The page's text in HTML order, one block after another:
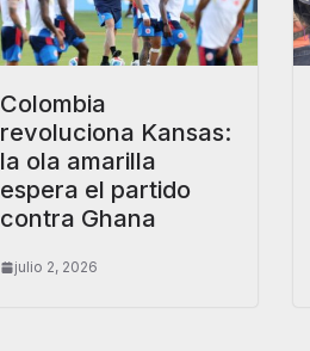
Colombia
revoluciona Kansas:
la ola amarilla
espera el partido
contra Ghana
julio 2, 2026